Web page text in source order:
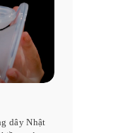
dây Nhật